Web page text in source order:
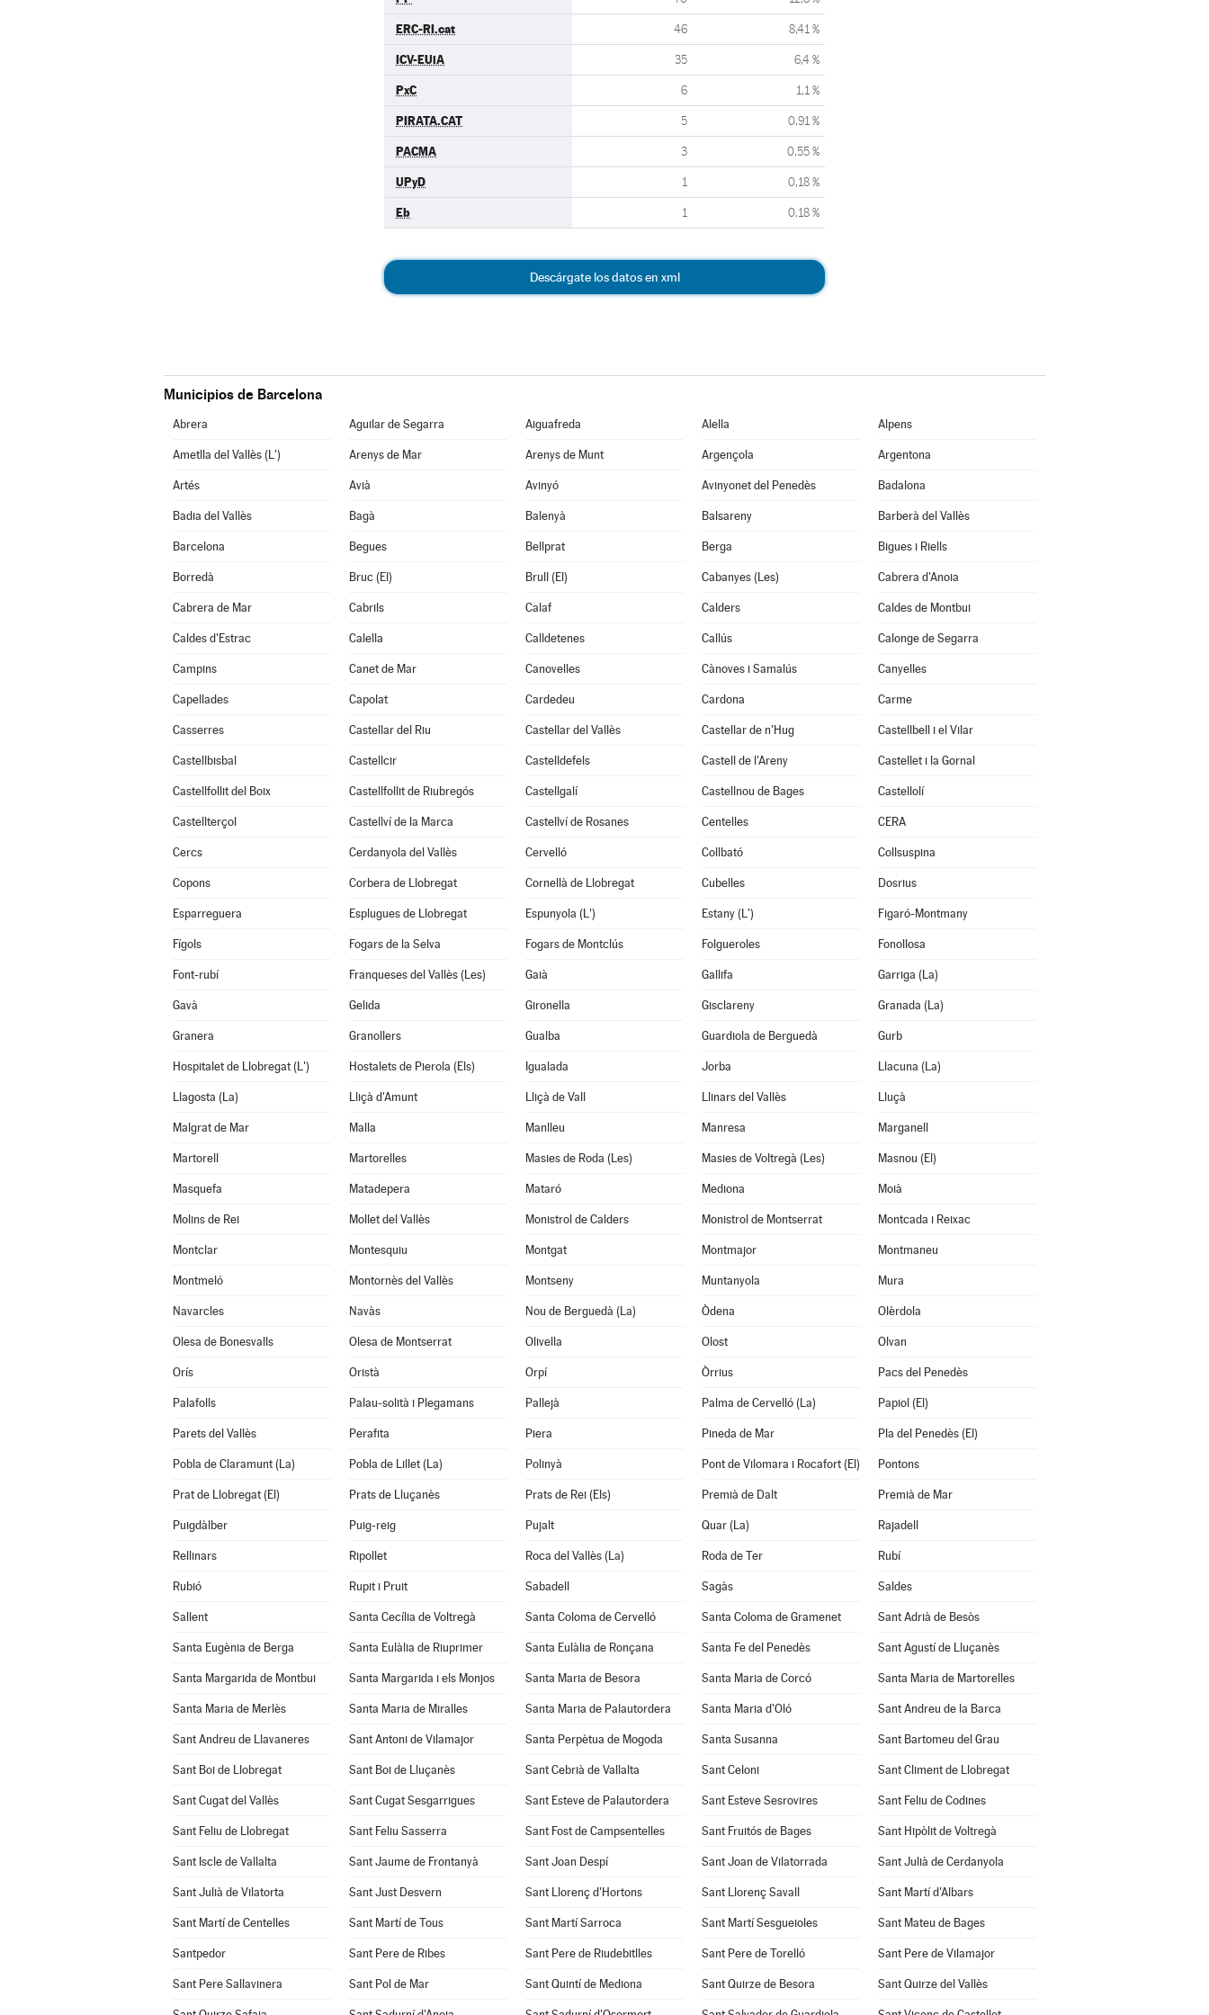
ERC-RI.cat 46 8,41 %
ICV-EUiA 35 6,4 %
PxC 6 1,1 %
PIRATA.CAT 5 0,91 %
PACMA 3 0,55 %
UPyD 1 0,18 %
Eb 1 0,18 %
Descárgate los datos en xml
Municipios de Barcelona
Abrera Aguilar de Segarra Aiguafreda Alella Alpens
Ametlla del Vallès (L') Arenys de Mar Arenys de Munt Argençola Argentona
Artés Avià Avinyó Avinyonet del Penedès Badalona
Badia del Vallès Bagà Balenyà Balsareny Barberà del Vallès
Barcelona Begues Bellprat Berga Bigues i Riells
Borredà Bruc (El) Brull (El) Cabanyes (Les) Cabrera d'Anoia
Cabrera de Mar Cabrils Calaf Calders Caldes de Montbui
Caldes d'Estrac Calella Calldetenes Callús Calonge de Segarra
Campins Canet de Mar Canovelles Cànoves i Samalús Canyelles
Capellades Capolat Cardedeu Cardona Carme
Casserres Castellar del Riu Castellar del Vallès Castellar de n'Hug Castellbell i el Vilar
Castellbisbal Castellcir Castelldefels Castell de l'Areny Castellet i la Gornal
Castellfollit del Boix Castellfollit de Riubregós Castellgalí Castellnou de Bages Castellolí
Castellterçol Castellví de la Marca Castellví de Rosanes Centelles CERA
Cercs Cerdanyola del Vallès Cervelló Collbató Collsuspina
Copons Corbera de Llobregat Cornellà de Llobregat Cubelles Dosrius
Esparreguera Esplugues de Llobregat Espunyola (L') Estany (L') Figaró-Montmany
Fígols Fogars de la Selva Fogars de Montclús Folgueroles Fonollosa
Font-rubí Franqueses del Vallès (Les) Gaià Gallifa Garriga (La)
Gavà Gelida Gironella Gisclareny Granada (La)
Granera Granollers Gualba Guardiola de Berguedà Gurb
Hospitalet de Llobregat (L') Hostalets de Pierola (Els) Igualada Jorba Llacuna (La)
Llagosta (La) Lliçà d'Amunt Lliçà de Vall Llinars del Vallès Lluçà
Malgrat de Mar Malla Manlleu Manresa Marganell
Martorell Martorelles Masies de Roda (Les) Masies de Voltregà (Les) Masnou (El)
Masquefa Matadepera Mataró Mediona Moià
Molins de Rei Mollet del Vallès Monistrol de Calders Monistrol de Montserrat Montcada i Reixac
Montclar Montesquiu Montgat Montmajor Montmaneu
Montmeló Montornès del Vallès Montseny Muntanyola Mura
Navarcles Navàs Nou de Berguedà (La) Òdena Olèrdola
Olesa de Bonesvalls Olesa de Montserrat Olivella Olost Olvan
Orís Oristà Orpí Òrrius Pacs del Penedès
Palafolls Palau-solità i Plegamans Pallejà Palma de Cervelló (La) Papiol (El)
Parets del Vallès Perafita Piera Pineda de Mar Pla del Penedès (El)
Pobla de Claramunt (La) Pobla de Lillet (La) Polinyà Pont de Vilomara i Rocafort (El) Pontons
Prat de Llobregat (El) Prats de Lluçanès Prats de Rei (Els) Premià de Dalt Premià de Mar
Puigdàlber Puig-reig Pujalt Quar (La) Rajadell
Rellinars Ripollet Roca del Vallès (La) Roda de Ter Rubí
Rubió Rupit i Pruit Sabadell Sagàs Saldes
Sallent Santa Cecília de Voltregà Santa Coloma de Cervelló Santa Coloma de Gramenet Sant Adrià de Besòs
Santa Eugènia de Berga Santa Eulàlia de Riuprimer Santa Eulàlia de Ronçana Santa Fe del Penedès Sant Agustí de Lluçanès
Santa Margarida de Montbui Santa Margarida i els Monjos Santa Maria de Besora Santa Maria de Corcó Santa Maria de Martorelles
Santa Maria de Merlès Santa Maria de Miralles Santa Maria de Palautordera Santa Maria d'Oló Sant Andreu de la Barca
Sant Andreu de Llavaneres Sant Antoni de Vilamajor Santa Perpètua de Mogoda Santa Susanna Sant Bartomeu del Grau
Sant Boi de Llobregat Sant Boi de Lluçanès Sant Cebrià de Vallalta Sant Celoni Sant Climent de Llobregat
Sant Cugat del Vallès Sant Cugat Sesgarrigues Sant Esteve de Palautordera Sant Esteve Sesrovires Sant Feliu de Codines
Sant Feliu de Llobregat Sant Feliu Sasserra Sant Fost de Campsentelles Sant Fruitós de Bages Sant Hipòlit de Voltregà
Sant Iscle de Vallalta Sant Jaume de Frontanyà Sant Joan Despí Sant Joan de Vilatorrada Sant Julià de Cerdanyola
Sant Julià de Vilatorta Sant Just Desvern Sant Llorenç d'Hortons Sant Llorenç Savall Sant Martí d'Albars
Sant Martí de Centelles Sant Martí de Tous Sant Martí Sarroca Sant Martí Sesgueioles Sant Mateu de Bages
Santpedor Sant Pere de Ribes Sant Pere de Riudebitlles Sant Pere de Torelló Sant Pere de Vilamajor
Sant Pere Sallavinera Sant Pol de Mar Sant Quintí de Mediona Sant Quirze de Besora Sant Quirze del Vallès